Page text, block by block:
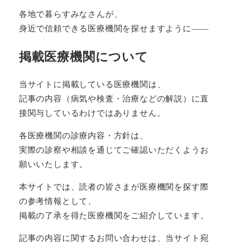
各地で暮らすみなさんが、
身近で信頼できる医療機関を探せますように――
掲載医療機関について
当サイトに掲載している医療機関は、
記事の内容（病気や検査・治療などの解説）に直
接関与しているわけではありません。
各医療機関の診療内容・方針は、
実際の診察や相談を通じてご確認いただくようお
願いいたします。
本サイトでは、読者の皆さまが医療機関を探す際
の参考情報として、
掲載の了承を得た医療機関をご紹介しています。
記事の内容に関するお問い合わせは、当サイト宛